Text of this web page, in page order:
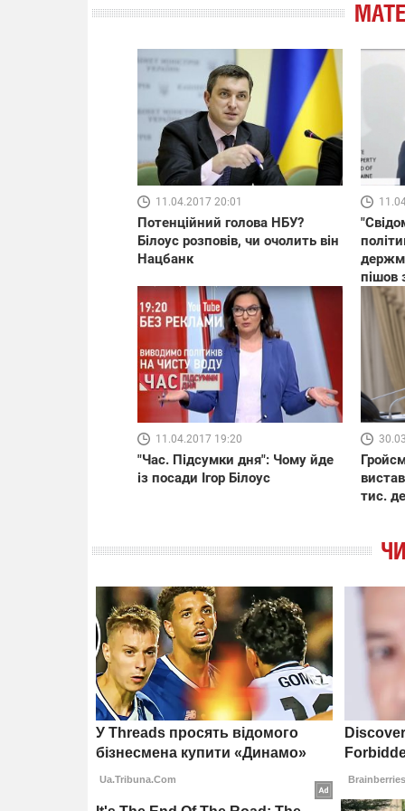
11.04.2017 20:01
Потенційний голова НБУ?
Білоус розповів, чи очолить він
Нацбанк
пішов
11.04.2017 19:20
"Час. Підсумки дня": Чому йде
із посади Ігор Білоус
тис.